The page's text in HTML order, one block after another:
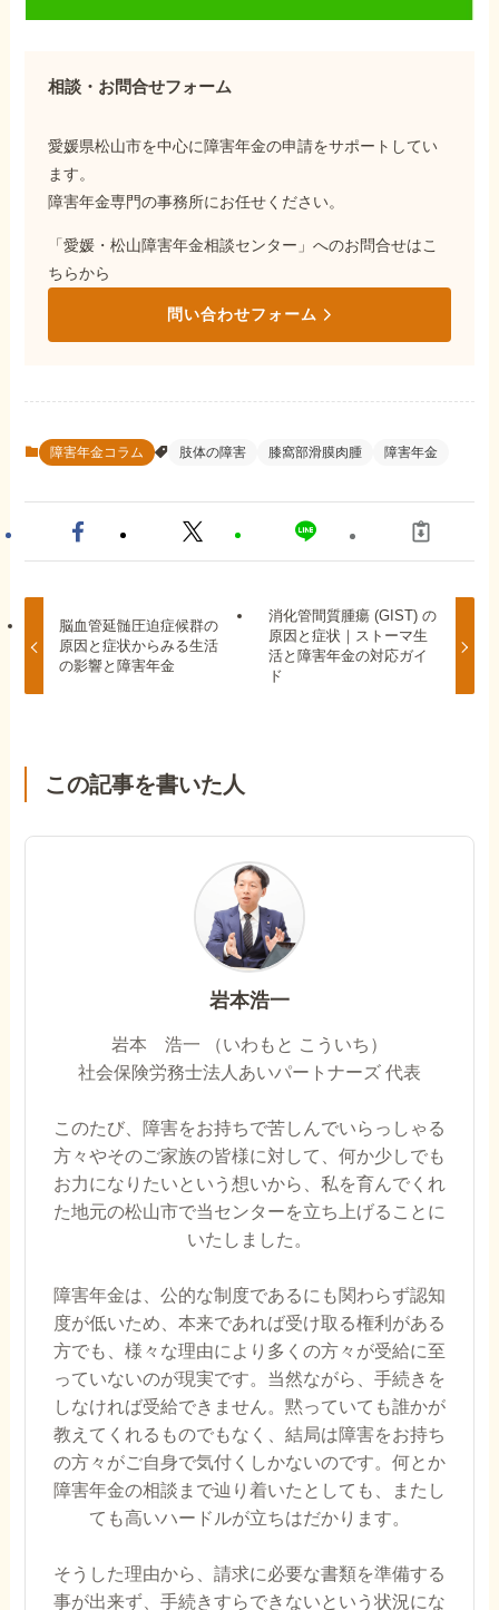
相談・お問合せフォーム
愛媛県松山市を中心に障害年金の申請をサポートしてい
ます。
障害年金専門の事務所にお任せください。
「愛媛・松山障害年金相談センター」へのお問合せはこ
ちらから
問い合わせフォーム
障害年金コラム 肢体の障害 膝窩部滑膜肉腫 障害年金
脳血管延髄圧迫症候群の
原因と症状からみる生活
の影響と障害年金
消化管間質腫瘍 (GIST) の
原因と症状｜ストーマ生
活と障害年金の対応ガイ
ド
この記事を書いた人
岩本浩一
岩本 浩一 （いわもと こういち）
社会保険労務士法人あいパートナーズ 代表
このたび、障害をお持ちで苦しんでいらっしゃる
方々やそのご家族の皆様に対して、何か少しでも
お力になりたいという想いから、私を育んでくれ
た地元の松山市で当センターを立ち上げることに
いたしました。
障害年金は、公的な制度であるにも関わらず認知
度が低いため、本来であれば受け取る権利がある
方でも、様々な理由により多くの方々が受給に至
っていないのが現実です。当然ながら、手続きを
しなければ受給できません。黙っていても誰かが
教えてくれるものでもなく、結局は障害をお持ち
の方々がご自身で気付くしかないのです。何とか
障害年金の相談まで辿り着いたとしても、またし
ても高いハードルが立ちはだかります。
そうした理由から、請求に必要な書類を準備する
事が出来ず、手続きすらできないという状況にな